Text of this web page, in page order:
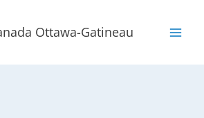
Ottawa-Gatineau